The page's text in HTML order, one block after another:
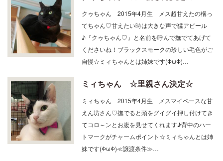
クゥちゃん 2015年4月生 メス超甘えたの構っ
てちゃん♡甘えたい時は大きな声で猛アピール
♪『クゥちゃん♡』と名前を呼んで撫でてあげて
くださいね！ブラックスモークの珍しい毛色がご
自慢☆ミィちゃんとは姉妹です(ΦωΦ)…
ミィちゃん ☆里親さん決定☆
ミィちゃん 2015年4月生 メスマイペースな甘
えん坊さん♡撫でると頭をグイグイ押し付けてき
てコロ～ンとお腹を見せてくれます♪背中のハー
トマークがチャームポイント☆ミィちゃんとは姉
妹です(ΦωΦ)≪譲渡条件≫…